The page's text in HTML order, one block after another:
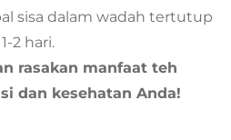
sisa dalam wadah tertutup
2 hari.
rasakan manfaat teh
dan kesehatan Anda!